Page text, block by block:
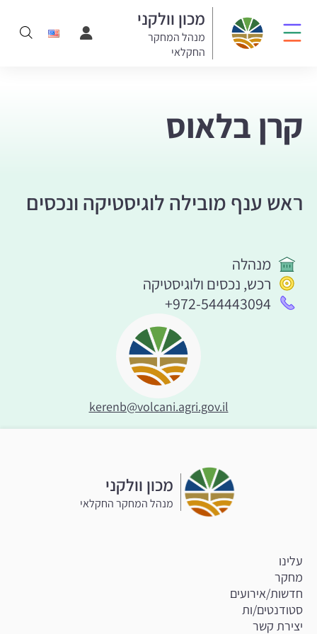
מכון וולקני
מנהל המחקר
החקלאי
קרן בלאוס
ראש ענף מובילה לוגיסטיקה ונכסים
מנהלה
רכש, נכסים ולוגיסטיקה
+972-544443094
kerenb@volcani.agri.gov.il
מכון וולקני
מנהל המחקר החקלאי
עלינו
מחקר
חדשות/אירועים
סטודנטים/ות
יצירת קשר